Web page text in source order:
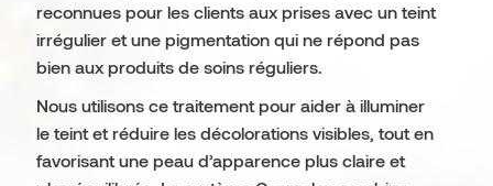
reconnues pour les clients aux prises avec un teint
irrégulier et une pigmentation qui ne répond pas
bien aux produits de soins réguliers.
Nous utilisons ce traitement pour aider à illuminer
le teint et réduire les décolorations visibles, tout en
favorisant une peau d’apparence plus claire et